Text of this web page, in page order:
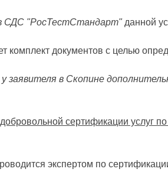
СДС "РосТестСтандарт"данной
комплект документов с целью
заявителя в Скопине
сертификации услуг
экспертом по